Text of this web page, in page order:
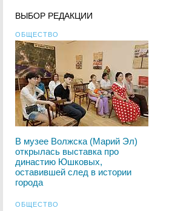
ВЫБОР РЕДАКЦИИ
ОБЩЕСТВО
В музее Волжска (Марий Эл)
открылась выставка про
династию Юшковых,
оставившей след в истории
города
ОБЩЕСТВО